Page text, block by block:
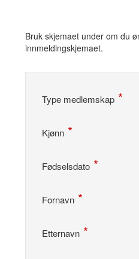
Bruk skjemaet under om du
innmeldingskjemaet.
Type medlemskap
Kjønn
Fødselsdato
Fornavn
Etternavn